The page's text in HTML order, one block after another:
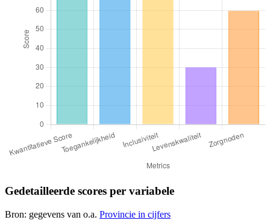
Gedetailleerde scores per variabele
Bron: gegevens van o.a. Provincie in cijfers